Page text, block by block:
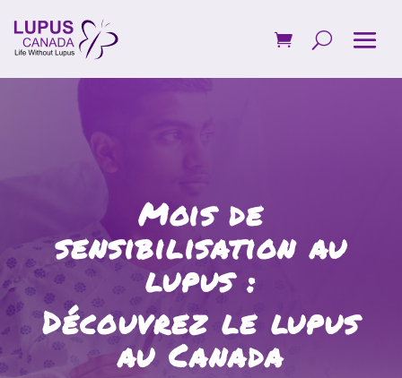
Mois de
sensibilisation au
lupus :
Découvrez le lupus
au Canada